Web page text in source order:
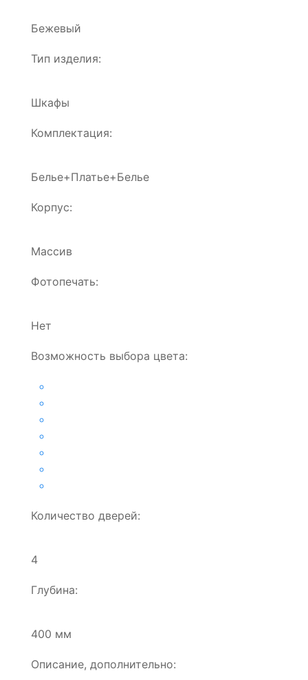
Бежевый
Тип изделия:
Шкафы
Комплектация:
Белье+Платье+Белье
Корпус:
Массив
Фотопечать:
Нет
Возможность выбора цвета:
Количество дверей:
4
Глубина:
400 мм
Описание, дополнительно: